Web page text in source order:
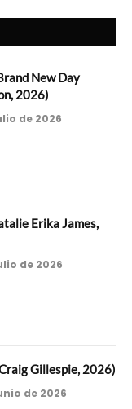
New Day
2026)
de 2026
Erika James,
de 2026
Gillespie, 2026)
de 2026